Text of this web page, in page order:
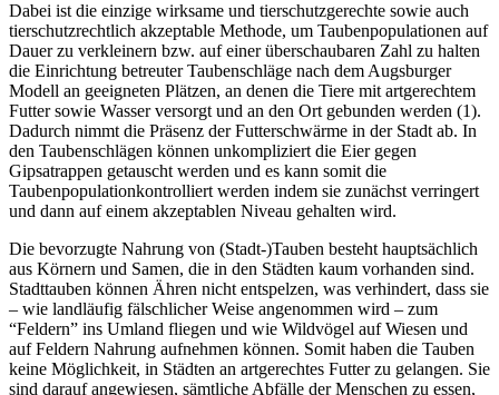
Dabei ist die einzige wirksame und tierschutzgerechte sowie auch
tierschutzrechtlich akzeptable Methode, um Taubenpopulationen auf
Dauer zu verkleinern bzw. auf einer überschaubaren Zahl zu halten
die Einrichtung betreuter Taubenschläge nach dem Augsburger
Modell an geeigneten Plätzen, an denen die Tiere mit artgerechtem
Futter sowie Wasser versorgt und an den Ort gebunden werden (1).
Dadurch nimmt die Präsenz der Futterschwärme in der Stadt ab. In
den Taubenschlägen können unkompliziert die Eier gegen
Gipsatrappen getauscht werden und es kann somit die
Taubenpopulationkontrolliert werden indem sie zunächst verringert
und dann auf einem akzeptablen Niveau gehalten wird.
Die bevorzugte Nahrung von (Stadt-)Tauben besteht hauptsächlich
aus Körnern und Samen, die in den Städten kaum vorhanden sind.
Stadttauben können Ähren nicht entspelzen, was verhindert, dass sie
– wie landläufig fälschlicher Weise angenommen wird – zum
“Feldern” ins Umland fliegen und wie Wildvögel auf Wiesen und
auf Feldern Nahrung aufnehmen können. Somit haben die Tauben
keine Möglichkeit, in Städten an artgerechtes Futter zu gelangen. Sie
sind darauf angewiesen, sämtliche Abfälle der Menschen zu essen,